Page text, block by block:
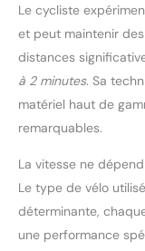
Le cycliste
et peut maintenir
distances
à 2 minutes. Sa
matériel haut de
remarquables.
La vitesse ne
Le type de vélo
déterminante,
une performance